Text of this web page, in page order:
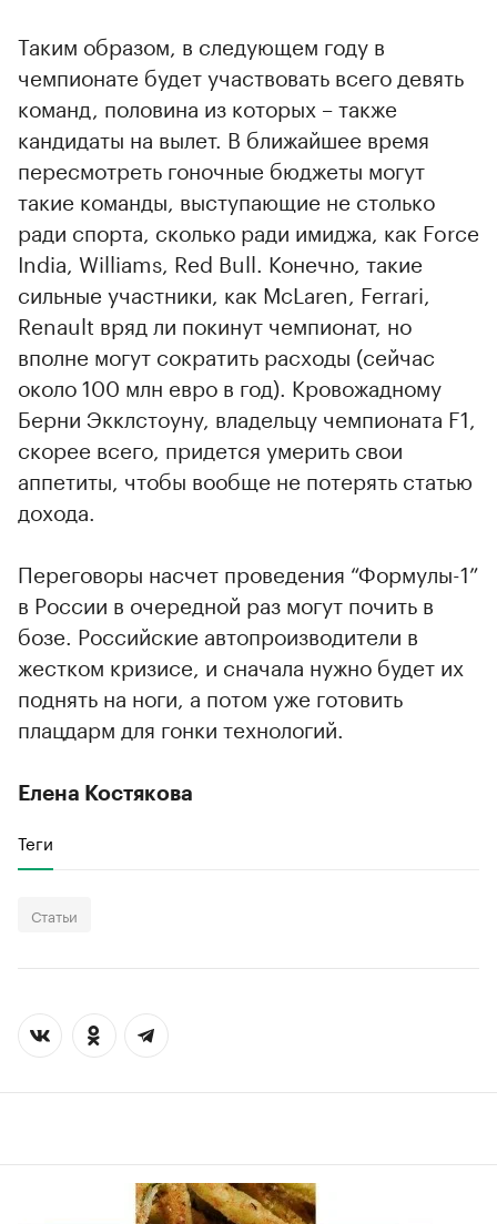
Таким образом, в следующем году в
чемпионате будет участвовать всего девять
команд, половина из которых – также
кандидаты на вылет. В ближайшее время
пересмотреть гоночные бюджеты могут
такие команды, выступающие не столько
ради спорта, сколько ради имиджа, как Force
India, Williams, Red Bull. Конечно, такие
сильные участники, как McLaren, Ferrari,
Renault вряд ли покинут чемпионат, но
вполне могут сократить расходы (сейчас
около 100 млн евро в год). Кровожадному
Берни Экклстоуну, владельцу чемпионата F1,
скорее всего, придется умерить свои
аппетиты, чтобы вообще не потерять статью
дохода.
Переговоры насчет проведения “Формулы-1”
в России в очередной раз могут почить в
бозе. Российские автопроизводители в
жестком кризисе, и сначала нужно будет их
поднять на ноги, а потом уже готовить
плацдарм для гонки технологий.
Елена Костякова
Теги
Статьи